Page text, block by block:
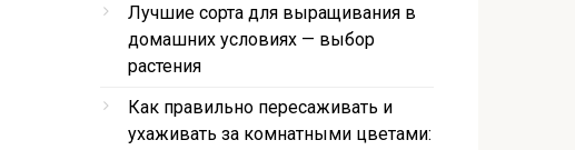
Лучшие сорта для выращивания в
домашних условиях — выбор
растения
Как правильно пересаживать и
ухаживать за комнатными цветами: